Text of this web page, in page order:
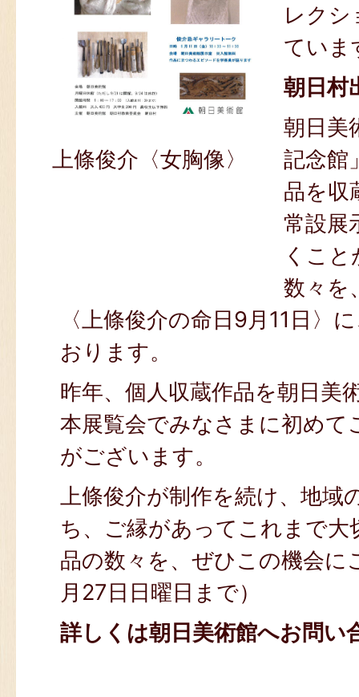
上條俊介〈女胸像〉
レクシ
ていま
朝日村
朝日美
記念館
品を収
常設展
くこ
数々を
〈上條俊介の命日9月11日〉
おります。
昨年、個人収蔵作品を朝日美
本展覧会でみなさまに初めて
がございます。
上條俊介が制作を続け、地域
ち、ご縁があってこれまで大
品の数々を、ぜひこの機会に
月27日日曜日まで）
詳しくは朝日美術館へお問い